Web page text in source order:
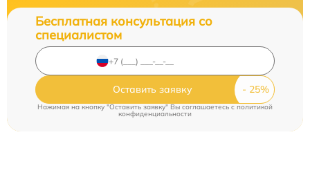
Бесплатная консультация со
специалистом
Оставить заявку
Нажимая на кнопку "Оставить заявку" Вы соглашаетесь cполитикой
конфиденциальности